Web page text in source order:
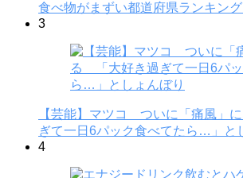
食べ物がまずい都道府県ランキン
3
【芸能】マツコ ついに「痛風」
ぎて一日6パック食べてたら…」と
4